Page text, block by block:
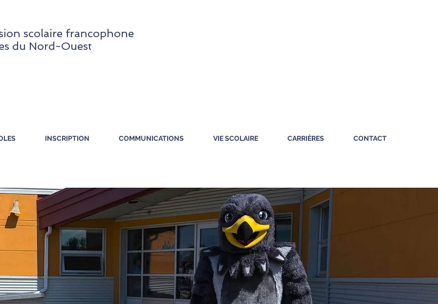
scolaire francophone
du Nord-Ouest
INSCRIPTION COMMUNICATIONS VIE SCOLAIRE CARRIÈRES CONTACT